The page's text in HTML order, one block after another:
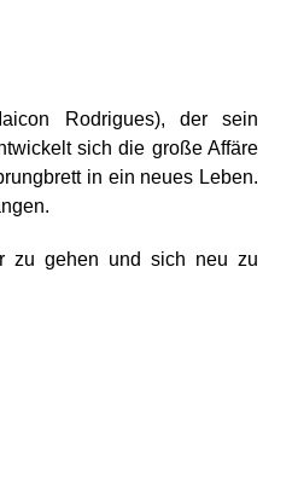
Rodrigues), der sein
sich die große Affäre
in ein neues Leben.
zu gehen und sich neu zu